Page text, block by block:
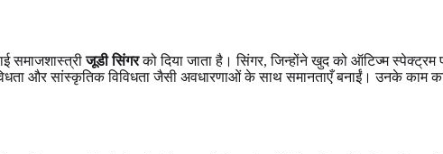
समाजशास्त्रीजूडी सिंगरको दिया जाता है। सिंगर, जिन्होंने खुद को ऑटिज्म
और सांस्कृतिक विविधता जैसी अवधारणाओं के साथ समानताएँ बनाईं। उनके काम